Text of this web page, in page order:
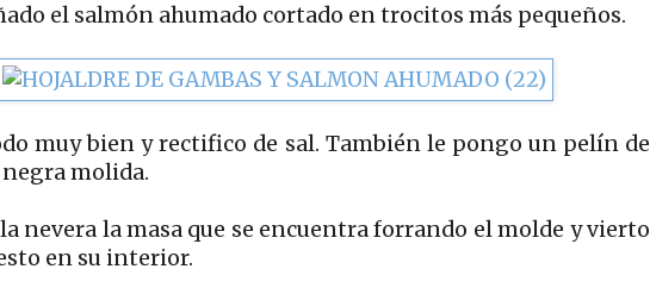
el salmón ahumado cortado en trocitos más pequeños.
muy bien y rectifico de sal. También le pongo un pelín de
molida.
nevera la masa que se encuentra forrando el molde y vierto
en su interior.